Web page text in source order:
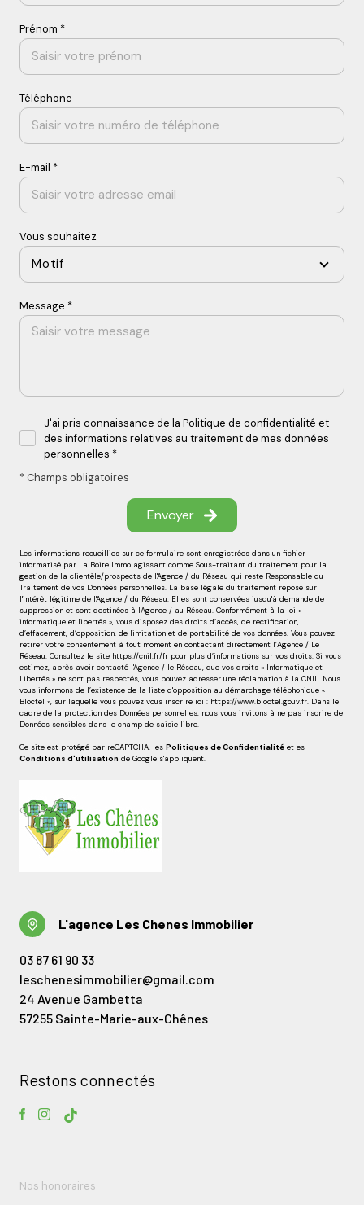
Prénom *
Téléphone
E-mail *
Vous souhaitez
Motif
Message *
J'ai pris connaissance de la Politique de confidentialité et
des informations relatives au traitement de mes données
personnelles *
* Champs obligatoires
Envoyer
Les informations recueillies sur ce formulaire sont enregistrées dans un fichier
informatisé par La Boite Immo agissant comme Sous-traitant du traitement pour la
gestion de la clientèle/prospects de l'Agence / du Réseau qui reste Responsable du
Traitement de vos Données personnelles. La base légale du traitement repose sur
l'intérêt légitime de l'Agence / du Réseau. Elles sont conservées jusqu'à demande de
suppression et sont destinées à l'Agence / au Réseau. Conformément à la loi «
informatique et libertés », vous disposez des droits d’accès, de rectification,
d’effacement, d’opposition, de limitation et de portabilité de vos données. Vous pouvez
retirer votre consentement à tout moment en contactant directement l’Agence / Le
Réseau. Consultez le site https://cnil.fr/fr pour plus d’informations sur vos droits. Si vous
estimez, après avoir contacté l'Agence / le Réseau, que vos droits « Informatique et
Libertés » ne sont pas respectés, vous pouvez adresser une réclamation à la CNIL. Nous
vous informons de l’existence de la liste d'opposition au démarchage téléphonique «
Bloctel », sur laquelle vous pouvez vous inscrire ici : https://www.bloctel.gouv.fr. Dans le
cadre de la protection des Données personnelles, nous vous invitons à ne pas inscrire de
Données sensibles dans le champ de saisie libre.
Ce site est protégé par reCAPTCHA, les Politiques de Confidentialité et es
Conditions d'utilisation de Google s'appliquent.
L'agence Les Chenes Immobilier
03 87 61 90 33
leschenesimmobilier@gmail.com
24 Avenue Gambetta
57255 Sainte-Marie-aux-Chênes
Restons connectés
Nos honoraires